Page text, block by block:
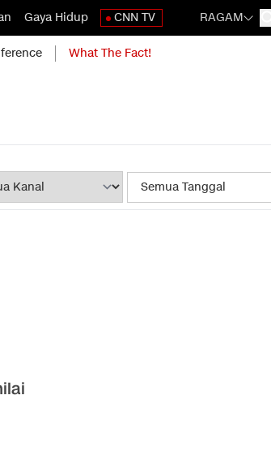
Gaya Hidup CNN TV RAGAM
What The Fact!